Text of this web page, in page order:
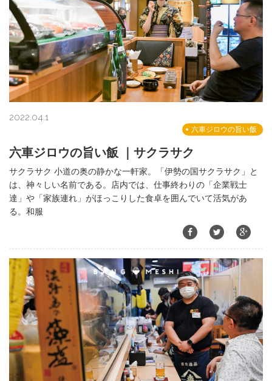
2022.04.1
六車ジロウの旨い飯
六車ジロウの旨い飯 ｜サクラサク
サクラサク 小道の奥の静かな一軒家。「伊勢の国サクラサク」と
は、神々しい名前である。店内では、仕事終わりの「企業戦士
達」や「家族連れ」がほっこりした食卓を囲んでいて活気があ
る。和服